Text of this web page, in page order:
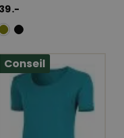
39.-
Conseil